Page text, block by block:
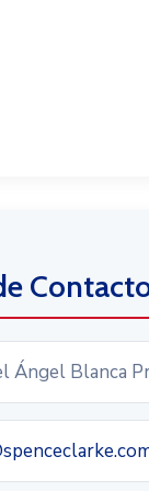
Ángel Blanca